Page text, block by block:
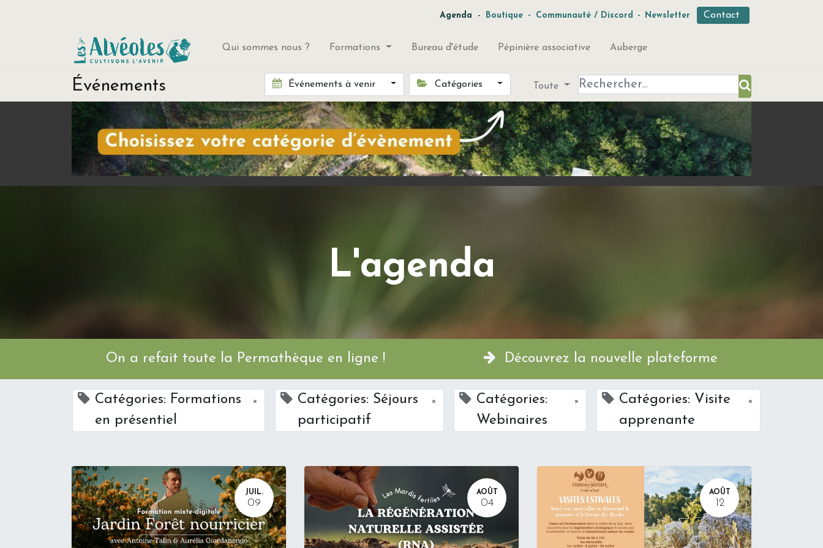
Agenda - Boutique - Communauté / Discord - Newsletter Contact
Qui sommes nous ? Formations Bureau d'étude Pépinière associative Auberge
Événements Événements à venir Catégories Toute
L'agenda
On a refait toute la Permathèque en ligne ! Découvrez la nouvelle plateforme
Catégories: Formations
en présentiel
×
Catégories: Séjours
participatif
×
Catégories:
Webinaires
×
Catégories: Visite
apprenante
×
JUIL.
09
AOÛT
04
AOÛT
12